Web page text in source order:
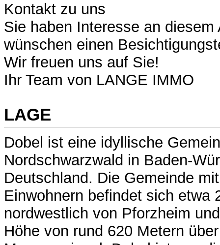
Kontakt zu uns
Sie haben Interesse an diesem
wünschen einen
Wir freuen uns auf Sie!
Ihr Team von LANGE IMMO
LAGE
Dobel ist eine idyllische
Nordschwarzwald in Baden-
Deutschland. Die Gemeinde
Einwohnern befindet sich etwa
nordwestlich von Pforzheim
Höhe von rund 620 Metern